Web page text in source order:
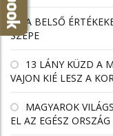
A BELSŐ
SZÉPE
13 LÁNY KÜZD A
VAJON KIÉ LESZ A
MAGYAROK
EL AZ EGÉSZ ORSZÁG